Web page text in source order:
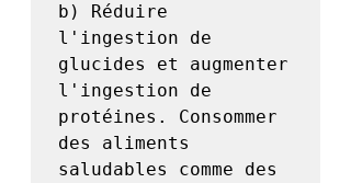
b) Réduire
l'ingestion de
glucides et augmenter
l'ingestion de
protéines. Consommer
des aliments
saludables comme des